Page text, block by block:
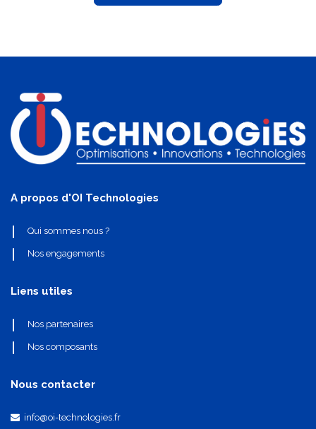
A propos d'OI Technologies
Qui sommes nous ?
Nos engagements
Liens utiles
Nos partenaires
Nos composants
Nous contacter
info@oi-technologies.fr